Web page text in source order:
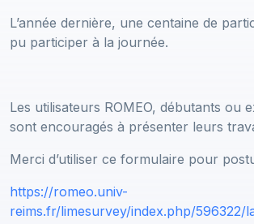
L’année dernière, une centaine de
pu participer à la journée.
Les utilisateurs ROMEO, débutants ou
sont encouragés à présenter leurs
Merci d’utiliser ce formulaire pour
https://romeo.univ-
reims.fr/limesurvey/index.php/596322/